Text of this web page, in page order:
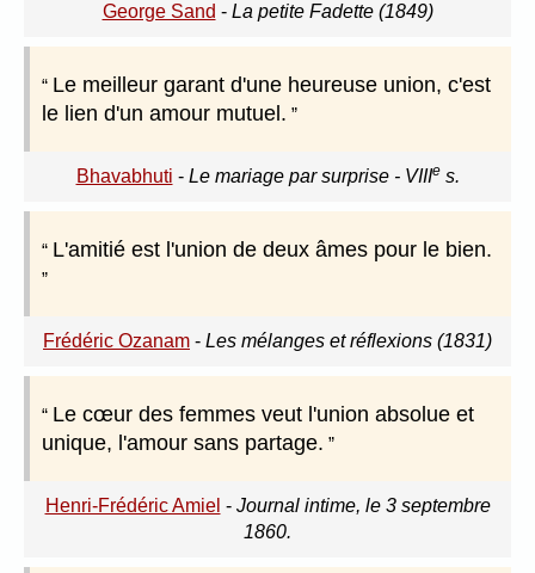
George Sand - La petite Fadette (1849)
Le meilleur garant d'une heureuse union, c'est
le lien d'un amour mutuel.
Bhavabhuti - Le mariage par surprise - VIIIes.
L'amitié est l'union de deux âmes pour le bien.
Frédéric Ozanam - Les mélanges et réflexions (1831)
Le cœur des femmes veut l'union absolue et
unique, l'amour sans partage.
Henri-Frédéric Amiel - Journal intime, le 3 septembre
1860.